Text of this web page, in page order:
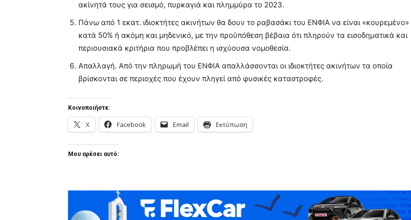
ακίνητά τους για σεισμό, πυρκαγιά και πλημμύρα το 2023.
Πάνω από 1 εκατ. ιδιοκτήτες ακινήτων θα δουν το ραβασάκι του ΕΝΦΙΑ να είναι «κουρεμένο»
κατά 50% ή ακόμη και μηδενικό, με την προϋπόθεση βέβαια ότι πληρούν τα εισοδηματικά και
περιουσιακά κριτήρια που προβλέπει η ισχύουσα νομοθεσία.
Απαλλαγή. Από την πληρωμή του ΕΝΦΙΑ απαλλάσσονται οι ιδιοκτήτες ακινήτων τα οποία
βρίσκονται σε περιοχές που έχουν πληγεί από φυσικές καταστροφές.
Κοινοποιήστε:
X Facebook Email Εκτύπωση
Μου αρέσει αυτό: